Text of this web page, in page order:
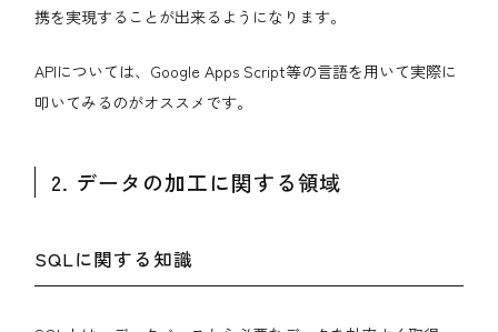
携を実現することが出来るようになります。
APIについては、Google Apps Script等の言語を用いて実際に
叩いてみるのがオススメです。
2. データの加工に関する領域
SQLに関する知識